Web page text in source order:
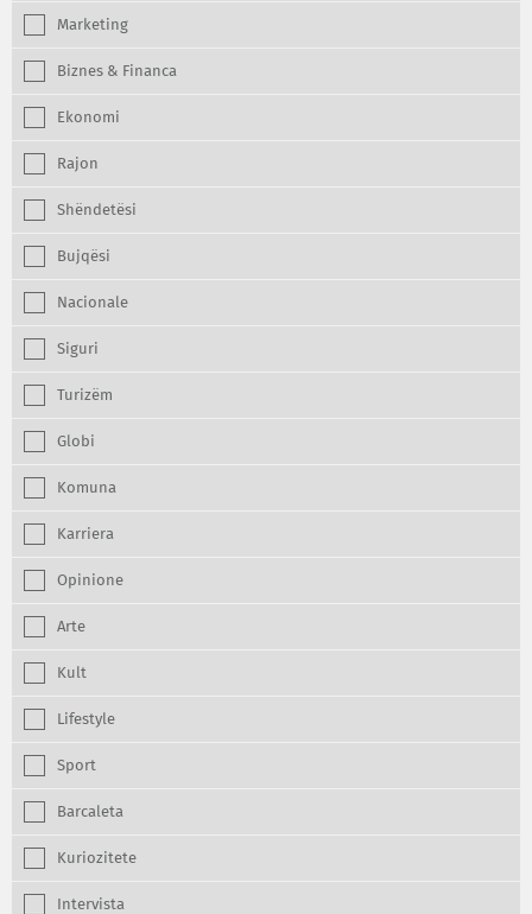
Marketing
Biznes & Financa
Ekonomi
Rajon
Shëndetësi
Bujqësi
Nacionale
Siguri
Turizëm
Globi
Komuna
Karriera
Opinione
Arte
Kult
Lifestyle
Sport
Barcaleta
Kuriozitete
Intervista